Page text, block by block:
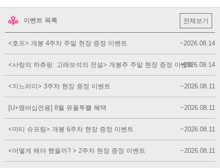
이벤트 목록 전체보기
<호프> 개봉 4주차 주말 현장 증정 이벤트 ~2026.08.14
<사랑의 하츄핑: 고래보석의 전설> 개봉주 주말 현장 증정 이벤트~2026.08.14
<지느러미> 3주차 현장 증정 이벤트 ~2026.08.11
[U+멤버십전용] 8월 유플투쁠 혜택 ~2026.08.11
<마티 슈프림> 개봉 6주차 현장 증정 이벤트 ~2026.08.11
<어떻게 해야 했을까? > 2주차 현장 증정 이벤트 ~2026.08.11